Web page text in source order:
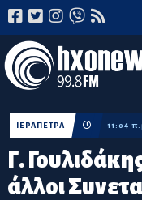
Γ.
άλλοι
ΙΕΡΑΠΕΤΡΑ 11:04